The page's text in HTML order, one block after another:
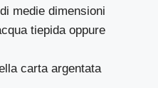
medie dimensioni
tiepida oppure
carta argentata